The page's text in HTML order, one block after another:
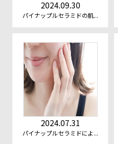
2024.09.30
パイナップルセラミドの肌...
2024.07.31
パイナップルセラミドによ...